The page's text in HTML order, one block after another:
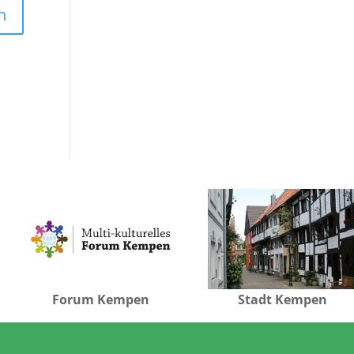
Forum Kempen Stadt Kempen